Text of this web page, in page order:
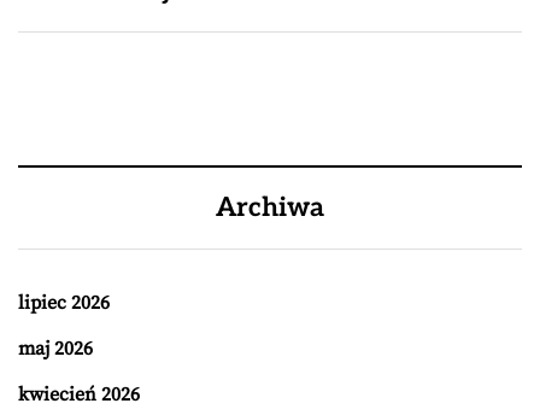
Archiwa
lipiec 2026
maj 2026
kwiecień 2026